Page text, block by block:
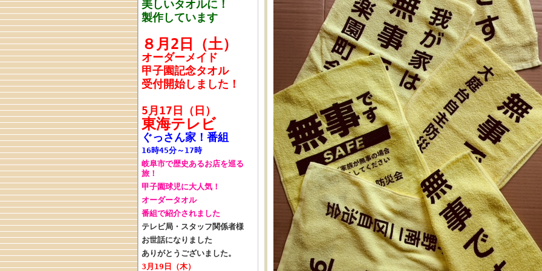
美しいタオルに！
製作しています
８月2日（土）
オーダーメイド
甲子園記念タオル
受付開始しました！
5月17日（日）
東海テレビ
ぐっさん家！番組
16時45分～17時
岐阜市で歴史あるお店を巡る
旅！
甲子園球児に大人気！
オーダータオル
番組で紹介されました
テレビ局・スタッフ関係者様
お世話になりました
ありがとうございました。
3月19日（木）